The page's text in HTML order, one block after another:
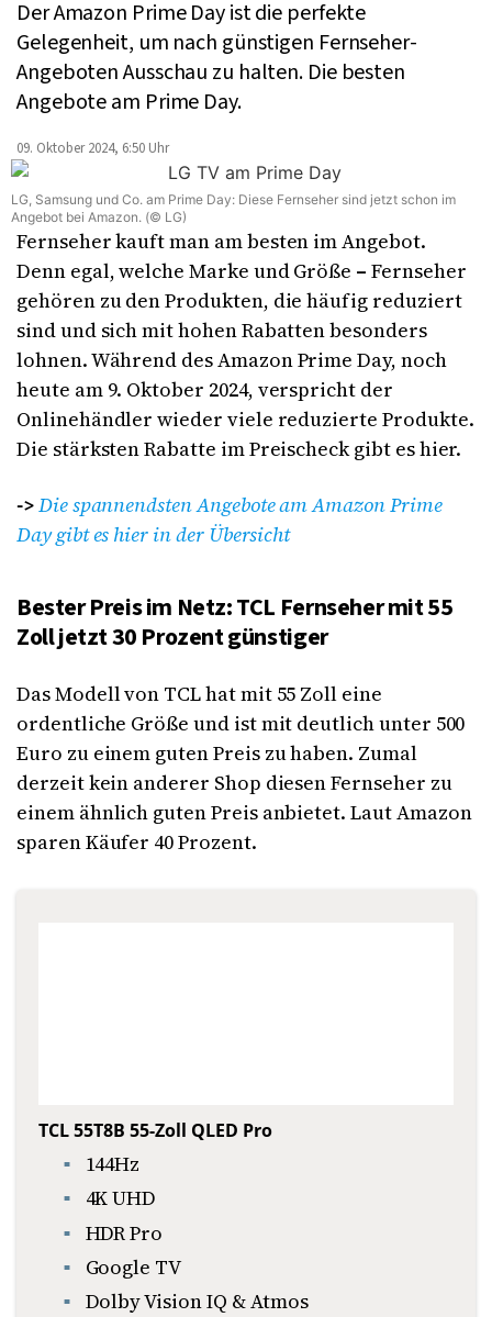
Der Amazon Prime Day ist die perfekte
Gelegenheit, um nach günstigen Fernseher-
Angeboten Ausschau zu halten. Die besten
Angebote am Prime Day.
09. Oktober 2024, 6:50 Uhr
LG, Samsung und Co. am Prime Day: Diese Fernseher sind jetzt schon im
Angebot bei Amazon. (© LG)
Fernseher kauft man am besten im Angebot.
Denn egal, welche Marke und Größe – Fernseher
gehören zu den Produkten, die häufig reduziert
sind und sich mit hohen Rabatten besonders
lohnen. Während des Amazon Prime Day, noch
heute am 9. Oktober 2024, verspricht der
Onlinehändler wieder viele reduzierte Produkte.
Die stärksten Rabatte im Preischeck gibt es hier.
->Die spannendsten Angebote am Amazon Prime
Day gibt es hier in der Übersicht
Bester Preis im Netz: TCL Fernseher mit 55
Zoll jetzt 30 Prozent günstiger
Das Modell von TCL hat mit 55 Zoll eine
ordentliche Größe und ist mit deutlich unter 500
Euro zu einem guten Preis zu haben. Zumal
derzeit kein anderer Shop diesen Fernseher zu
einem ähnlich guten Preis anbietet. Laut Amazon
sparen Käufer 40 Prozent.
TCL 55T8B 55-Zoll QLED Pro
144Hz
4K UHD
HDR Pro
Google TV
Dolby Vision IQ & Atmos